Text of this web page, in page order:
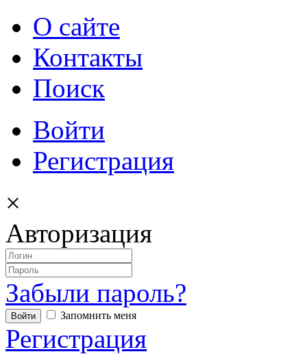
О сайте
Контакты
Поиск
Войти
Регистрация
×
Авторизация
Забыли пароль?
Запомнить меня
Регистрация